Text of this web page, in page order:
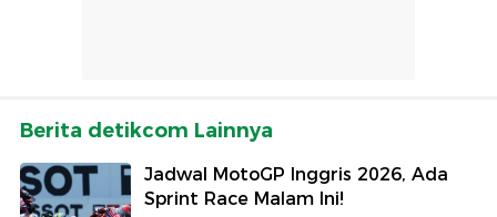
Berita detikcom Lainnya
Jadwal MotoGP Inggris 2026, Ada
Sprint Race Malam Ini!